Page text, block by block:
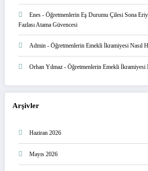
Enes - Öğretmenlerin Eş Durumu Çilesi Sona
Fazlası Atama Güvencesi
Admin - Öğretmenlerin Emekli İkramiyesi Nasıl
Orhan Yılmaz - Öğretmenlerin Emekli İkramiyesi
Arşivler
Haziran 2026
Mayıs 2026